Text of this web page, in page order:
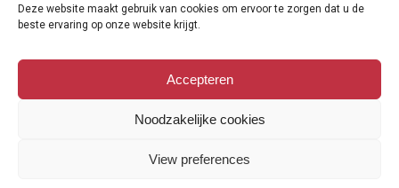
Deze website maakt gebruik van cookies om ervoor te zorgen dat u de
beste ervaring op onze website krijgt.
Accepteren
Noodzakelijke cookies
View preferences
Niets van deze website mag gekopieerd en/of op andere wijze